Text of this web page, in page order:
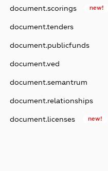
document.scorings new!
document.tenders
document.publicfunds
document.ved
document.semantrum
document.relationships
document.licenses new!